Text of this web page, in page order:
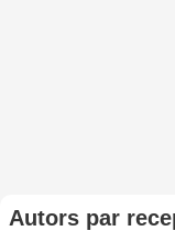
Autors par